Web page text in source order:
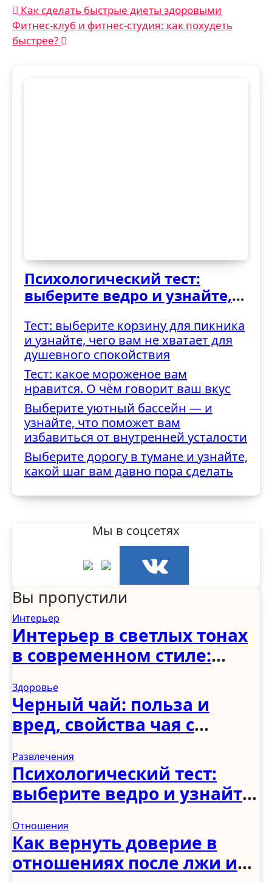
Навигация
по
записям
Как сделать быстрые диеты здоровыми
Фитнес-клуб и фитнес-студия: как похудеть
быстрее?
Психологический тест:
выберите ведро и узнайте,
трудностями
Тест: выберите корзину для пикника
и узнайте, чего вам не хватает для
душевного спокойствия
Тест: какое мороженое вам
нравится. О чём говорит ваш вкус
Выберите уютный бассейн — и
узнайте, что поможет вам
избавиться от внутренней усталости
Выберите дорогу в тумане и узнайте,
какой шаг вам давно пора сделать
Мы в соцсетях
Вы пропустили
Интерьер
Интерьер в светлых тонах
в современном стиле:
прихожая и коридор
Здоровье
Черный чай: польза и
вред, свойства чая с
Развлечения
Психологический тест:
выберите ведро и узнайте,
трудностями
Отношения
Как вернуть доверие в
отношениях после лжи и